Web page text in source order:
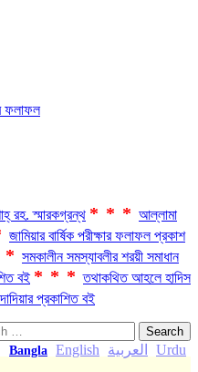
ফলাফল
রহ. স্মারকগ্রন্থ *** আল্লামা
জামিয়ার বার্ষিক পরীক্ষার ফলাফল প্রকাশ
সমকালীন সমস্যাবলীর শরয়ী সমাধান
বই ***তথাকথিত আহলে হাদিস
প্রকাশিত বই
Bangla English العربية Urdu